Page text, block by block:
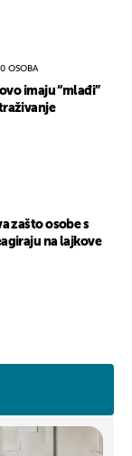
OSOBA
imaju “mlađi”
zašto osobe s
na lajkove